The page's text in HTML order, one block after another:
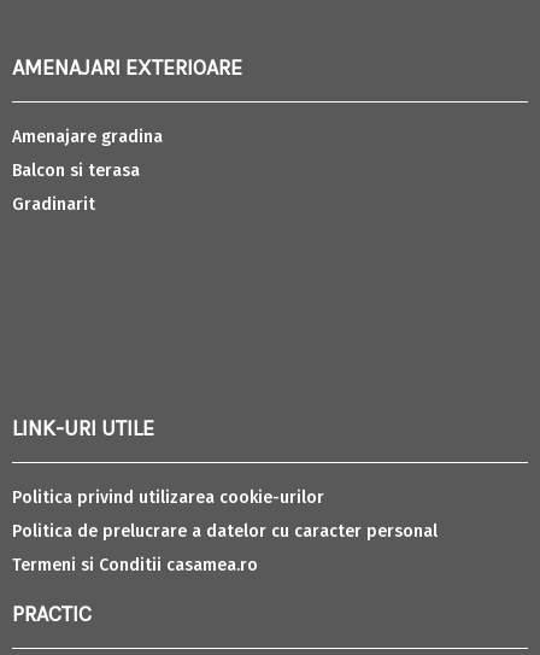
AMENAJARI EXTERIOARE
Amenajare gradina
Balcon si terasa
Gradinarit
LINK-URI UTILE
Politica privind utilizarea cookie-urilor
Politica de prelucrare a datelor cu caracter personal
Termeni si Conditii casamea.ro
PRACTIC